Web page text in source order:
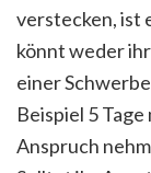
verstecken, ist
könnt weder
einer
Beispiel 5
Anspruch